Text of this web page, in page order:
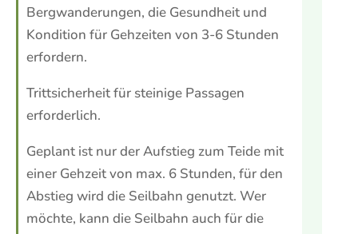
Bergwanderungen, die Gesundheit und
Kondition für Gehzeiten von 3-6 Stunden
erfordern.
Trittsicherheit für steinige Passagen
erforderlich.
Geplant ist nur der Aufstieg zum Teide mit
einer Gehzeit von max. 6 Stunden, für den
Abstieg wird die Seilbahn genutzt. Wer
möchte, kann die Seilbahn auch für die